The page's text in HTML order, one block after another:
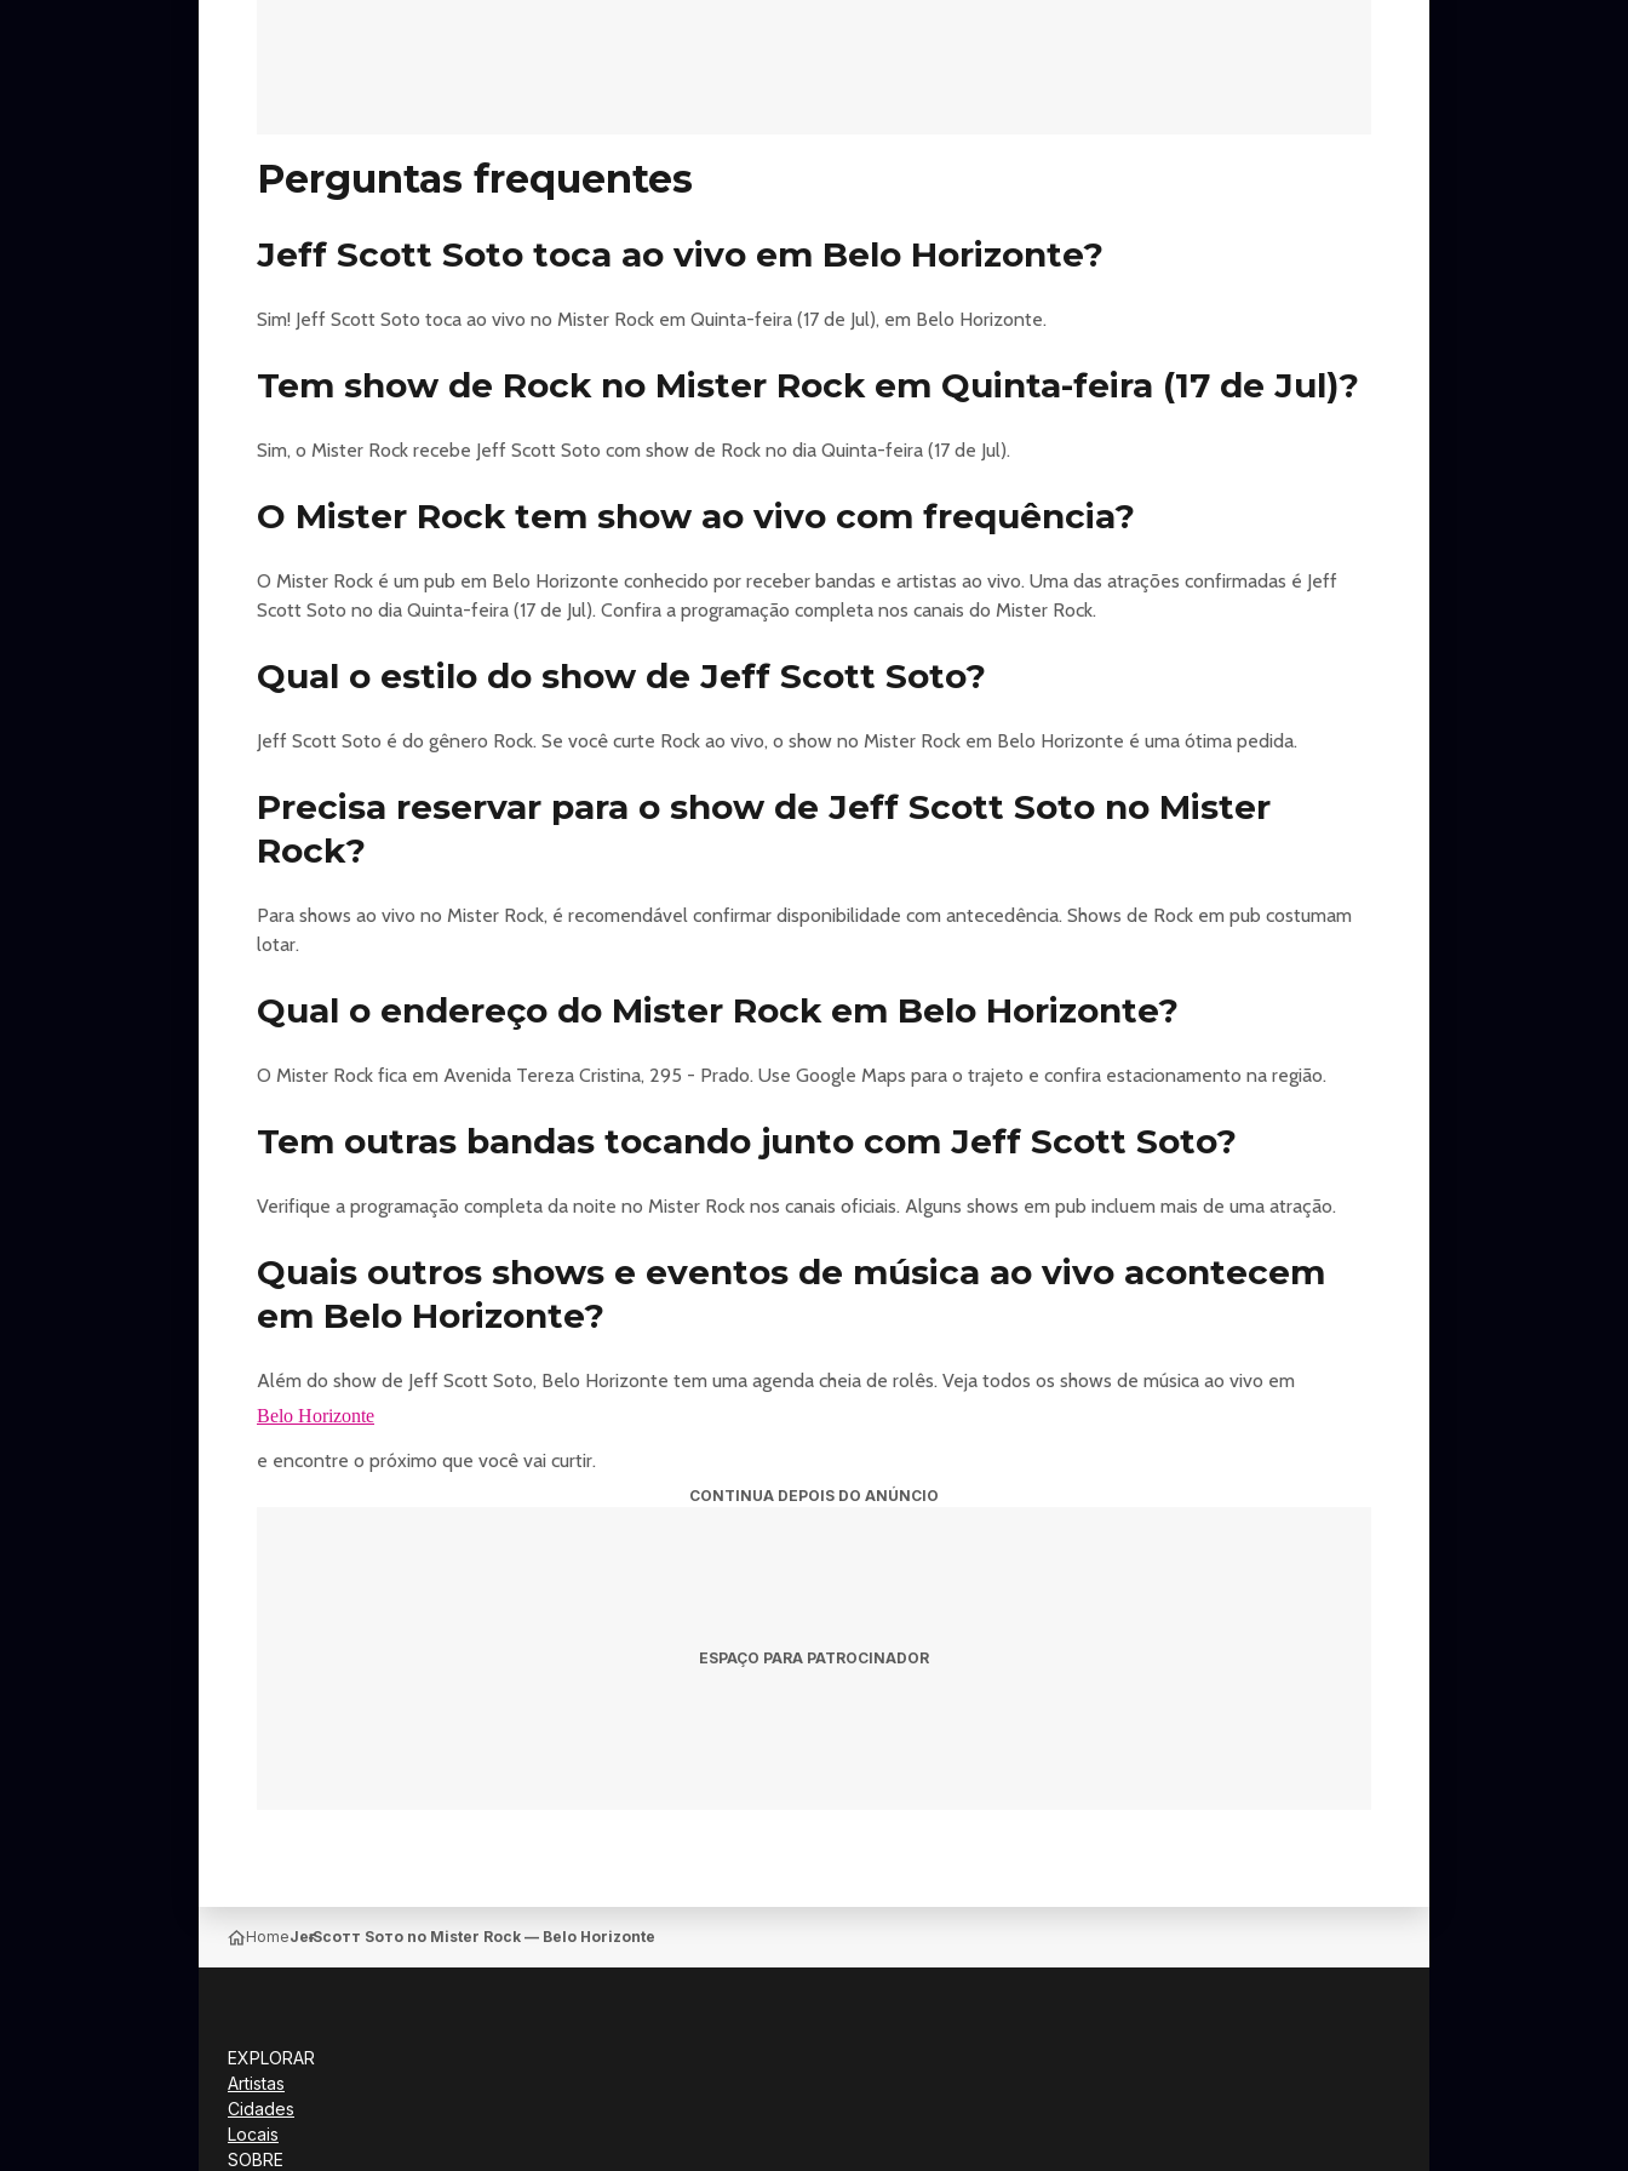
Perguntas frequentes
Jeff Scott Soto toca ao vivo em Belo Horizonte?
Sim! Jeff Scott Soto toca ao vivo no Mister Rock em Quinta-feira (17 de Jul), em Belo Horizonte.
Tem show de Rock no Mister Rock em Quinta-feira (17 de Jul)?
Sim, o Mister Rock recebe Jeff Scott Soto com show de Rock no dia Quinta-feira (17 de Jul).
O Mister Rock tem show ao vivo com frequência?
O Mister Rock é um pub em Belo Horizonte conhecido por receber bandas e artistas ao vivo. Uma das atrações confirmadas é Jeff
Scott Soto no dia Quinta-feira (17 de Jul). Confira a programação completa nos canais do Mister Rock.
Qual o estilo do show de Jeff Scott Soto?
Jeff Scott Soto é do gênero Rock. Se você curte Rock ao vivo, o show no Mister Rock em Belo Horizonte é uma ótima pedida.
Precisa reservar para o show de Jeff Scott Soto no Mister
Rock?
Para shows ao vivo no Mister Rock, é recomendável confirmar disponibilidade com antecedência. Shows de Rock em pub costumam
lotar.
Qual o endereço do Mister Rock em Belo Horizonte?
O Mister Rock fica em Avenida Tereza Cristina, 295 - Prado. Use Google Maps para o trajeto e confira estacionamento na região.
Tem outras bandas tocando junto com Jeff Scott Soto?
Verifique a programação completa da noite no Mister Rock nos canais oficiais. Alguns shows em pub incluem mais de uma atração.
Quais outros shows e eventos de música ao vivo acontecem
em Belo Horizonte?
Além do show de Jeff Scott Soto, Belo Horizonte tem uma agenda cheia de rolês. Veja todos os shows de música ao vivo em
Belo Horizonte
e encontre o próximo que você vai curtir.
CONTINUA DEPOIS DO ANÚNCIO
ESPAÇO PARA PATROCINADOR
HomeJeғғ Ѕcoтт Ѕoтo no Mister Rock — Belo Horizonte
EXPLORAR
Artistas
Cidades
Locais
SOBRE